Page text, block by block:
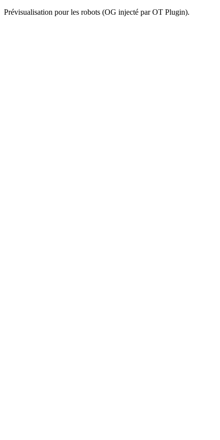
Prévisualisation pour les robots (OG injecté par OT Plugin).